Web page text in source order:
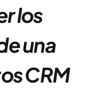
los
una
CRM